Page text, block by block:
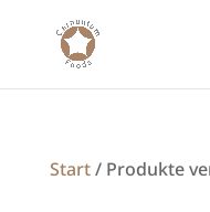
Start/ Produkte